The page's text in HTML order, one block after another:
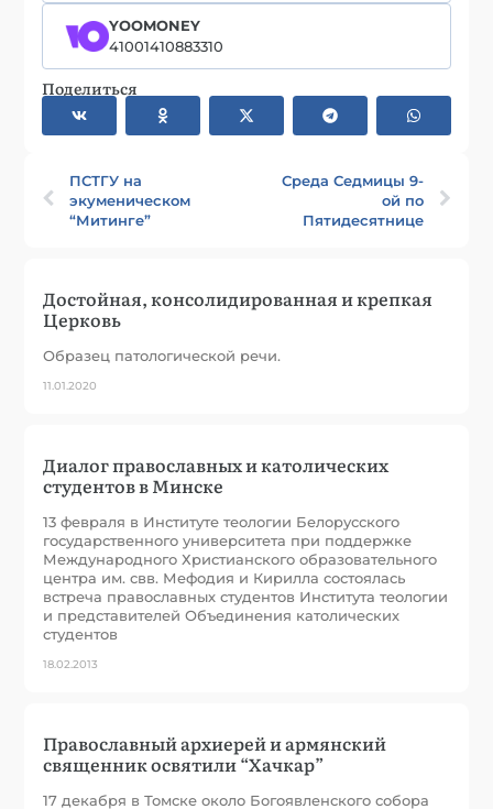
YOOMONEY
41001410883310
Поделиться
ПСТГУ на
экуменическом
“Митинге”
Среда Седмицы 9-
ой по
Пятидесятнице
Достойная, консолидированная и крепкая
Церковь
Образец патологической речи.
11.01.2020
Диалог православных и католических
студентов в Минске
13 февраля в Институте теологии Белорусского
государственного университета при поддержке
Международного Христианского образовательного
центра им. свв. Мефодия и Кирилла состоялась
встреча православных студентов Института теологии
и представителей Объединения католических
студентов
18.02.2013
Православный архиерей и армянский
священник освятили “Хачкар”
17 декабря в Томске около Богоявленского собора